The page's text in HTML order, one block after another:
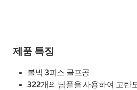
제품 특징
볼빅 3피스 골프공
322개의 딤플을 사용하여 고탄